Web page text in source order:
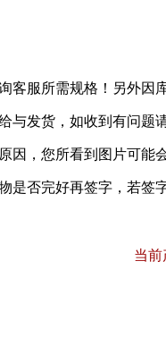
服所需规格！另外因
发货，如收到有问题
，您所看到图片可
是否完好再签字，若
当前